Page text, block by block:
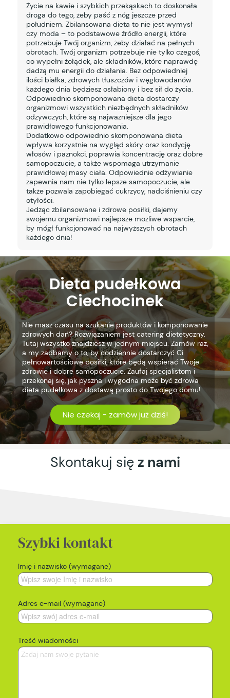
Życie na kawie i szybkich przekąskach to doskonała
droga do tego, żeby paść z nóg jeszcze przed
południem. Zbilansowana dieta to nie jest wymysł
czy moda – to podstawowe źródło energii, które
potrzebuje Twój organizm, żeby działać na pełnych
obrotach. Twój organizm potrzebuje nie tylko czegoś,
co wypełni żołądek, ale składników, które naprawdę
dadzą mu energii do działania. Bez odpowiedniej
ilości białka, zdrowych tłuszczów i węglowodanów
każdego dnia będziesz osłabiony i bez sił do życia.
Odpowiednio skomponowana dieta dostarczy
organizmowi wszystkich niezbędnych składników
odżywczych, które są najważniejsze dla jego
prawidłowego funkcjonowania.
Dodatkowo odpowiednio skomponowana dieta
wpływa korzystnie na wygląd skóry oraz kondycję
włosów i paznokci, poprawia koncentrację oraz dobre
samopoczucie, a także wspomaga utrzymanie
prawidłowej masy ciała. Odpowiednie odżywianie
zapewnia nam nie tylko lepsze samopoczucie, ale
także pozwala zapobiegać cukrzycy, nadciśnieniu czy
otyłości.
Jedząc zbilansowane i zdrowe posiłki, dajemy
swojemu organizmowi najlepsze możliwe wsparcie,
by mógł funkcjonować na najwyższych obrotach
każdego dnia!
Dieta pudełkowa
Ciechocinek
Nie masz czasu na szukanie produktów i komponowanie
zdrowych dań? Rozwiązaniem jest catering dietetyczny.
Tutaj wszystko znajdziesz w jednym miejscu. Zamów raz,
a my zadbamy o to, by codziennie dostarczyć Ci
pełnowartościowe posiłki, które będą wspierać Twoje
zdrowie i dobre samopoczucie. Zaufaj specjalistom i
przekonaj się, jak pyszna i wygodna może być zdrowa
dieta pudełkowa z dostawą prosto do Twojego domu!
Nie czekaj - zamów już dziś!
Skontakuj się z nami
Szybki kontakt
Imię i nazwisko (wymagane)
Adres e-mail (wymagane)
Treść wiadomości